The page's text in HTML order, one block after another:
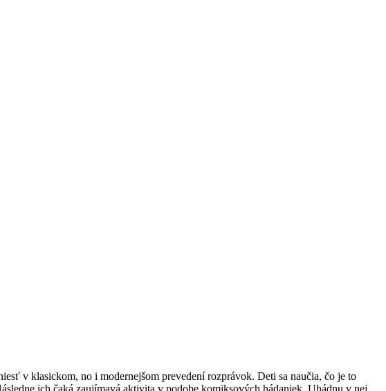
v klasickom, no i modernejšom prevedení rozprávok. Deti sa naučia, čo je to
ich čaká zaujímavá aktivita v podobe komiksových hádaniek. Uhádnu v nej